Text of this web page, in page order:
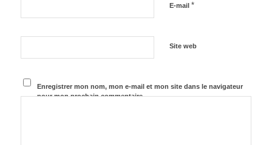
E-mail *
Site web
Enregistrer mon nom, mon e-mail et mon site dans le navigateur
pour mon prochain commentaire.